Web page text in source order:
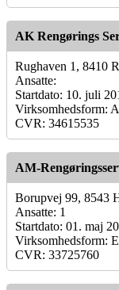
AK Rengørings
Rughaven 1, 8410
Ansatte:
Startdato: 10. juli
Virksomhedsform:
CVR: 34615535
AM-
Borupvej 99, 8543
Ansatte: 1
Startdato: 01. maj
Virksomhedsform:
CVR: 33725760